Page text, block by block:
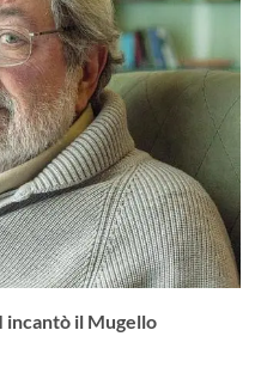
incantò il Mugello